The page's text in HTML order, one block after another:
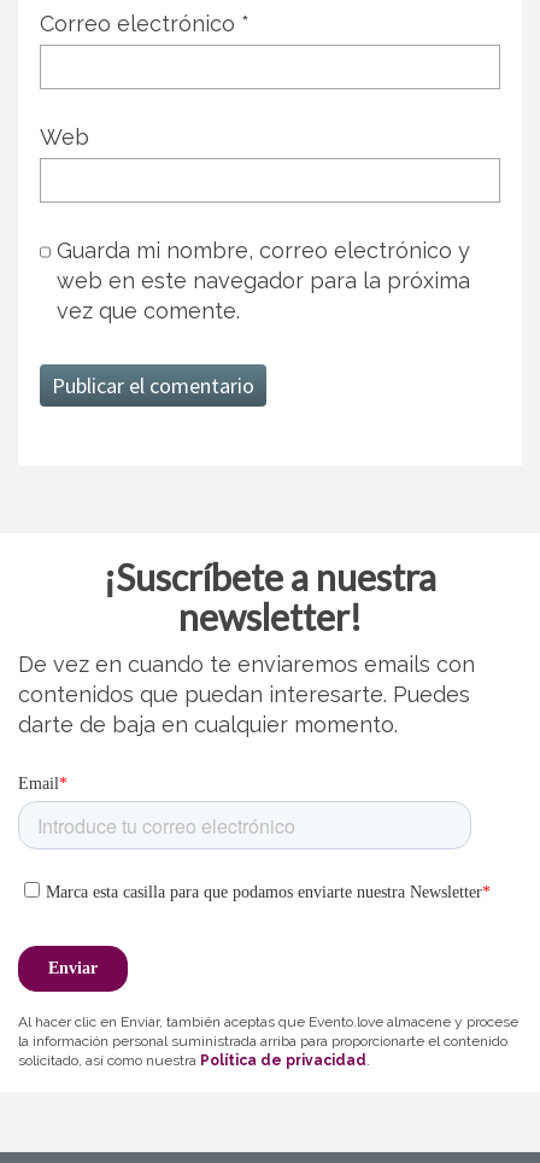
Correo electrónico *
Web
Guarda mi nombre, correo electrónico y
web en este navegador para la próxima
vez que comente.
¡Suscríbete a nuestra
newsletter!
De vez en cuando te enviaremos emails con
contenidos que puedan interesarte. Puedes
darte de baja en cualquier momento.
Al hacer clic en Enviar, también aceptas que Evento.love almacene y procese
la información personal suministrada arriba para proporcionarte el contenido
solicitado, así como nuestra Política de privacidad.